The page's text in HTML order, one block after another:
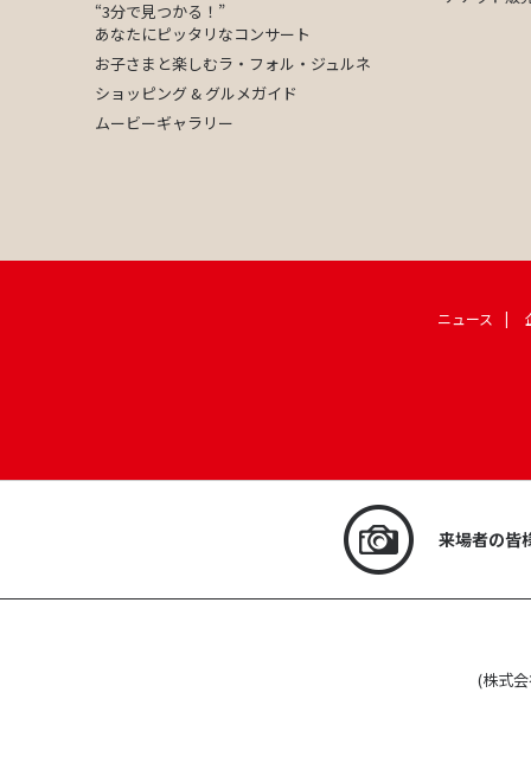
“3分で見つかる！”
あなたにピッタリなコンサート
お子さまと楽しむラ・フォル・ジュルネ
ショッピング & グルメガイド
ムービーギャラリー
ニュース
来場者の皆
(株式